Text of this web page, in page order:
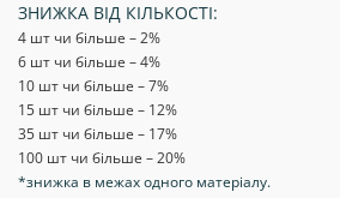
ЗНИЖКА ВІД КІЛЬКОСТІ:
4 шт чи більше – 2%
6 шт чи більше – 4%
10 шт чи більше – 7%
15 шт чи більше – 12%
35 шт чи більше – 17%
100 шт чи більше – 20%
*знижка в межах одного матеріалу.